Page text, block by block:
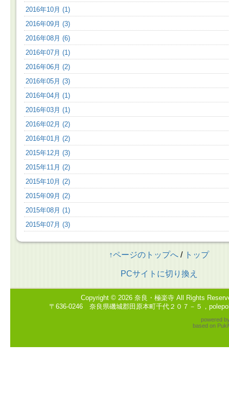
2016年10月 (1)
2016年09月 (3)
2016年08月 (6)
2016年07月 (1)
2016年06月 (2)
2016年05月 (3)
2016年04月 (1)
2016年03月 (1)
2016年02月 (2)
2016年01月 (2)
2015年12月 (3)
2015年11月 (2)
2015年10月 (2)
2015年09月 (2)
2015年08月 (1)
2015年07月 (3)
↑ページのトップへ / トップ
PCサイトに切り換え
Copyright © 2026 奈良・極楽寺 All Rights
〒636-0246 奈良県磯城郡田原本町千代２０７－５，
powered
based on